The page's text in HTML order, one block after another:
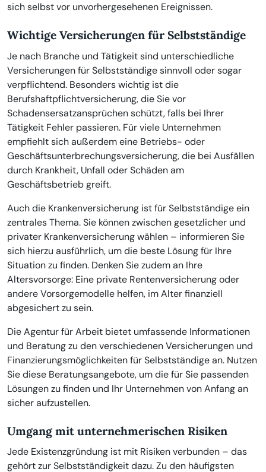
sich selbst vor unvorhergesehenen Ereignissen.
Wichtige Versicherungen für Selbstständige
Je nach Branche und Tätigkeit sind unterschiedliche
Versicherungen für Selbstständige sinnvoll oder sogar
verpflichtend. Besonders wichtig ist die
Berufshaftpflichtversicherung, die Sie vor
Schadensersatzansprüchen schützt, falls bei Ihrer
Tätigkeit Fehler passieren. Für viele Unternehmen
empfiehlt sich außerdem eine Betriebs- oder
Geschäftsunterbrechungsversicherung, die bei Ausfällen
durch Krankheit, Unfall oder Schäden am
Geschäftsbetrieb greift.
Auch die Krankenversicherung ist für Selbstständige ein
zentrales Thema. Sie können zwischen gesetzlicher und
privater Krankenversicherung wählen – informieren Sie
sich hierzu ausführlich, um die beste Lösung für Ihre
Situation zu finden. Denken Sie zudem an Ihre
Altersvorsorge: Eine private Rentenversicherung oder
andere Vorsorgemodelle helfen, im Alter finanziell
abgesichert zu sein.
Die Agentur für Arbeit bietet umfassende Informationen
und Beratung zu den verschiedenen Versicherungen und
Finanzierungsmöglichkeiten für Selbstständige an. Nutzen
Sie diese Beratungsangebote, um die für Sie passenden
Lösungen zu finden und Ihr Unternehmen von Anfang an
sicher aufzustellen.
Umgang mit unternehmerischen Risiken
Jede Existenzgründung ist mit Risiken verbunden – das
gehört zur Selbstständigkeit dazu. Zu den häufigsten